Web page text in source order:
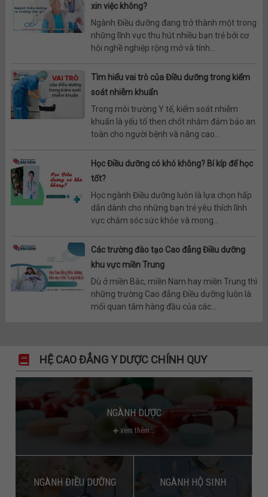
xin việc không?
Ngành Điều dưỡng đang trở thành một trong
những lĩnh vực thu hút nhiều bạn trẻ bởi cơ
hội nghề nghiệp rộng mở và tính...
Tìm hiểu vai trò của Điều dưỡng trong kiểm
soát nhiễm khuẩn
Trong môi trường Y tế, kiểm soát nhiễm
khuẩn là yếu tố then chốt nhằm đảm bảo an
toàn cho người bệnh và nâng cao...
Học Điều dưỡng có khó không? Bí kíp để học
tốt?
Học ngành Điều dưỡng luôn là lựa chọn hấp
dẫn dành cho những bạn trẻ yêu thích lĩnh
vực chăm sóc sức khỏe và mong...
Các trường đào tạo Cao đẳng Điều dưỡng
khu vực miền Trung
Dù ở miền Bắc, miền Nam hay miền Trung thì
những trường Cao đẳng Điều dưỡng luôn là
mối quan tâm hàng đầu của các...
HỆ CAO ĐẲNG Y DƯỢC CHÍNH QUY
NGÀNH DƯỢC
xem thêm...
NGÀNH ĐIỀU DƯỠNG NGÀNH HỘ SINH